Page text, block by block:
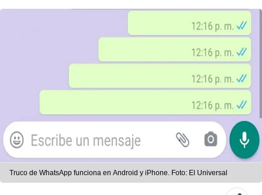
Truco de WhatsApp funciona en Android y iPhone. Foto: El Universal